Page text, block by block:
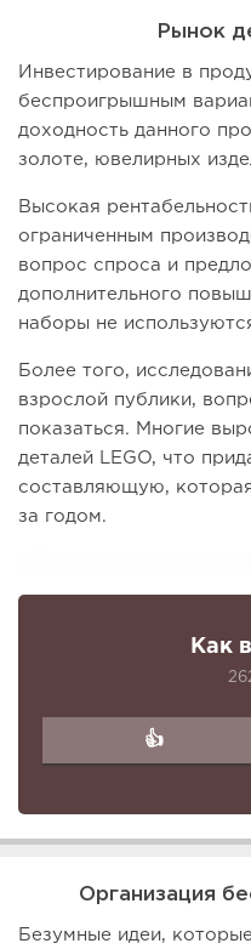
Рынок
Инвестирование в
беспроигрышным
доходность данного
золоте, ювелирных
Высокая
ограниченным
вопрос спроса и
дополнительного
наборы не
Более того,
взрослой публики,
показаться. Многие
деталей LEGO, что
составляющую,
за годом.
Как
👍
Организация
Безумные идеи,